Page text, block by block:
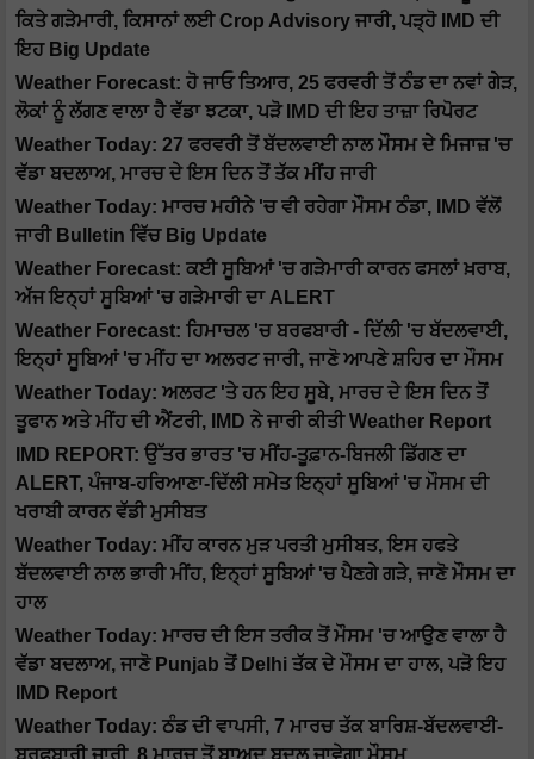
ਕਿਤੇ ਗੜੇਮਾਰੀ, ਕਿਸਾਨਾਂ ਲਈ Crop Advisory ਜਾਰੀ, ਪੜ੍ਹੋ IMD ਦੀ
ਇਹ Big Update
Weather Forecast: ਹੋ ਜਾਓ ਤਿਆਰ, 25 ਫਰਵਰੀ ਤੋਂ ਠੰਡ ਦਾ ਨਵਾਂ ਗੇੜ,
ਲੋਕਾਂ ਨੂੰ ਲੱਗਣ ਵਾਲਾ ਹੈ ਵੱਡਾ ਝਟਕਾ, ਪੜੋ IMD ਦੀ ਇਹ ਤਾਜ਼ਾ ਰਿਪੋਰਟ
Weather Today: 27 ਫਰਵਰੀ ਤੋਂ ਬੱਦਲਵਾਈ ਨਾਲ ਮੌਸਮ ਦੇ ਮਿਜਾਜ਼ 'ਚ
ਵੱਡਾ ਬਦਲਾਅ, ਮਾਰਚ ਦੇ ਇਸ ਦਿਨ ਤੋਂ ਤੱਕ ਮੀਂਹ ਜਾਰੀ
Weather Today: ਮਾਰਚ ਮਹੀਨੇ 'ਚ ਵੀ ਰਹੇਗਾ ਮੌਸਮ ਠੰਡਾ, IMD ਵੱਲੋਂ
ਜਾਰੀ Bulletin ਵਿੱਚ Big Update
Weather Forecast: ਕਈ ਸੂਬਿਆਂ 'ਚ ਗੜੇਮਾਰੀ ਕਾਰਨ ਫਸਲਾਂ ਖ਼ਰਾਬ,
ਅੱਜ ਇਨ੍ਹਾਂ ਸੂਬਿਆਂ 'ਚ ਗੜੇਮਾਰੀ ਦਾ ALERT
Weather Forecast: ਹਿਮਾਚਲ 'ਚ ਬਰਫਬਾਰੀ - ਦਿੱਲੀ 'ਚ ਬੱਦਲਵਾਈ,
ਇਨ੍ਹਾਂ ਸੂਬਿਆਂ 'ਚ ਮੀਂਹ ਦਾ ਅਲਰਟ ਜਾਰੀ, ਜਾਣੋ ਆਪਣੇ ਸ਼ਹਿਰ ਦਾ ਮੌਸਮ
Weather Today: ਅਲਰਟ 'ਤੇ ਹਨ ਇਹ ਸੂਬੇ, ਮਾਰਚ ਦੇ ਇਸ ਦਿਨ ਤੋਂ
ਤੂਫਾਨ ਅਤੇ ਮੀਂਹ ਦੀ ਐਂਟਰੀ, IMD ਨੇ ਜਾਰੀ ਕੀਤੀ Weather Report
IMD REPORT: ਉੱਤਰ ਭਾਰਤ 'ਚ ਮੀਂਹ-ਤੂਫ਼ਾਨ-ਬਿਜਲੀ ਡਿੱਗਣ ਦਾ
ALERT, ਪੰਜਾਬ-ਹਰਿਆਣਾ-ਦਿੱਲੀ ਸਮੇਤ ਇਨ੍ਹਾਂ ਸੂਬਿਆਂ 'ਚ ਮੌਸਮ ਦੀ
ਖਰਾਬੀ ਕਾਰਨ ਵੱਡੀ ਮੁਸੀਬਤ
Weather Today: ਮੀਂਹ ਕਾਰਨ ਮੁੜ ਪਰਤੀ ਮੁਸੀਬਤ, ਇਸ ਹਫਤੇ
ਬੱਦਲਵਾਈ ਨਾਲ ਭਾਰੀ ਮੀਂਹ, ਇਨ੍ਹਾਂ ਸੂਬਿਆਂ 'ਚ ਪੈਣਗੇ ਗੜੇ, ਜਾਣੋ ਮੌਸਮ ਦਾ
ਹਾਲ
Weather Today: ਮਾਰਚ ਦੀ ਇਸ ਤਰੀਕ ਤੋਂ ਮੌਸਮ 'ਚ ਆਉਣ ਵਾਲਾ ਹੈ
ਵੱਡਾ ਬਦਲਾਅ, ਜਾਣੋ Punjab ਤੋਂ Delhi ਤੱਕ ਦੇ ਮੌਸਮ ਦਾ ਹਾਲ, ਪੜੋ ਇਹ
IMD Report
Weather Today: ਠੰਡ ਦੀ ਵਾਪਸੀ, 7 ਮਾਰਚ ਤੱਕ ਬਾਰਿਸ਼-ਬੱਦਲਵਾਈ-